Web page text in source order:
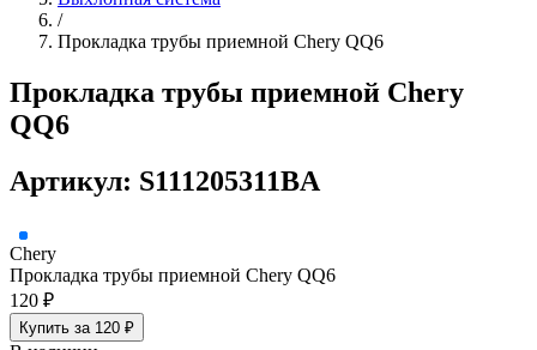
/
Прокладка трубы приемной Chery QQ6
Прокладка трубы приемной Chery
QQ6
Артикул: S111205311BA
Chery
Прокладка трубы приемной Chery QQ6
120 ₽
Купить за 120 ₽